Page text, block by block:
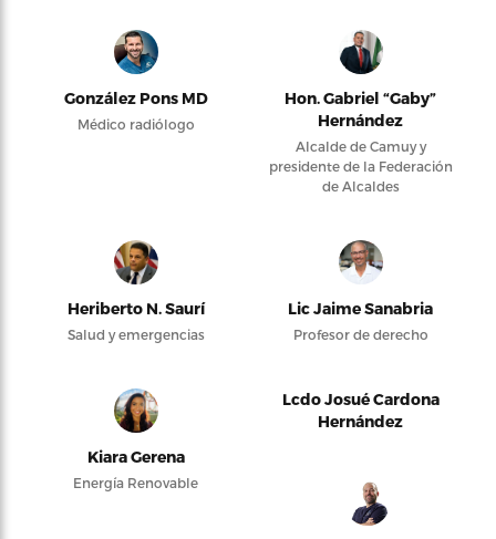
González Pons MD
Médico radiólogo
Hon. Gabriel “Gaby”
Hernández
Alcalde de Camuy y
presidente de la Federación
de Alcaldes
Heriberto N. Saurí
Salud y emergencias
Lic Jaime Sanabria
Profesor de derecho
Kiara Gerena
Energía Renovable
Lcdo Josué Cardona
Hernández